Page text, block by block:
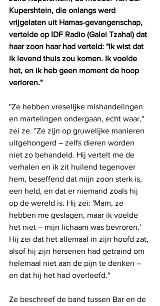
Kupershtein, die onlangs werd
vrijgelaten uit Hamas-gevangenschap,
vertelde op IDF Radio (Galei Tzahal) dat
haar zoon haar had verteld: "Ik wist dat
ik levend thuis zou komen. Ik voelde
het, en ik heb geen moment de hoop
verloren."
"Ze hebben vreselijke mishandelingen
en martelingen ondergaan, echt waar,"
zei ze. "Ze zijn op gruwelijke manieren
uitgehongerd – zelfs dieren worden
niet zo behandeld. Hij vertelt me ​​de
verhalen en ik zit huilend tegenover
hem, beseffend dat mijn zoon sterk is,
een held, en dat er niemand zoals hij
op de wereld is. Hij zei: 'Mam, ze
hebben me geslagen, maar ik voelde
het niet – mijn lichaam was bevroren.'
Hij zei dat het allemaal in zijn hoofd zat,
alsof hij zijn hersenen had getraind om
helemaal niet aan de pijn te denken –
en dat hij het had overleefd."
Ze beschreef de band tussen Bar en de